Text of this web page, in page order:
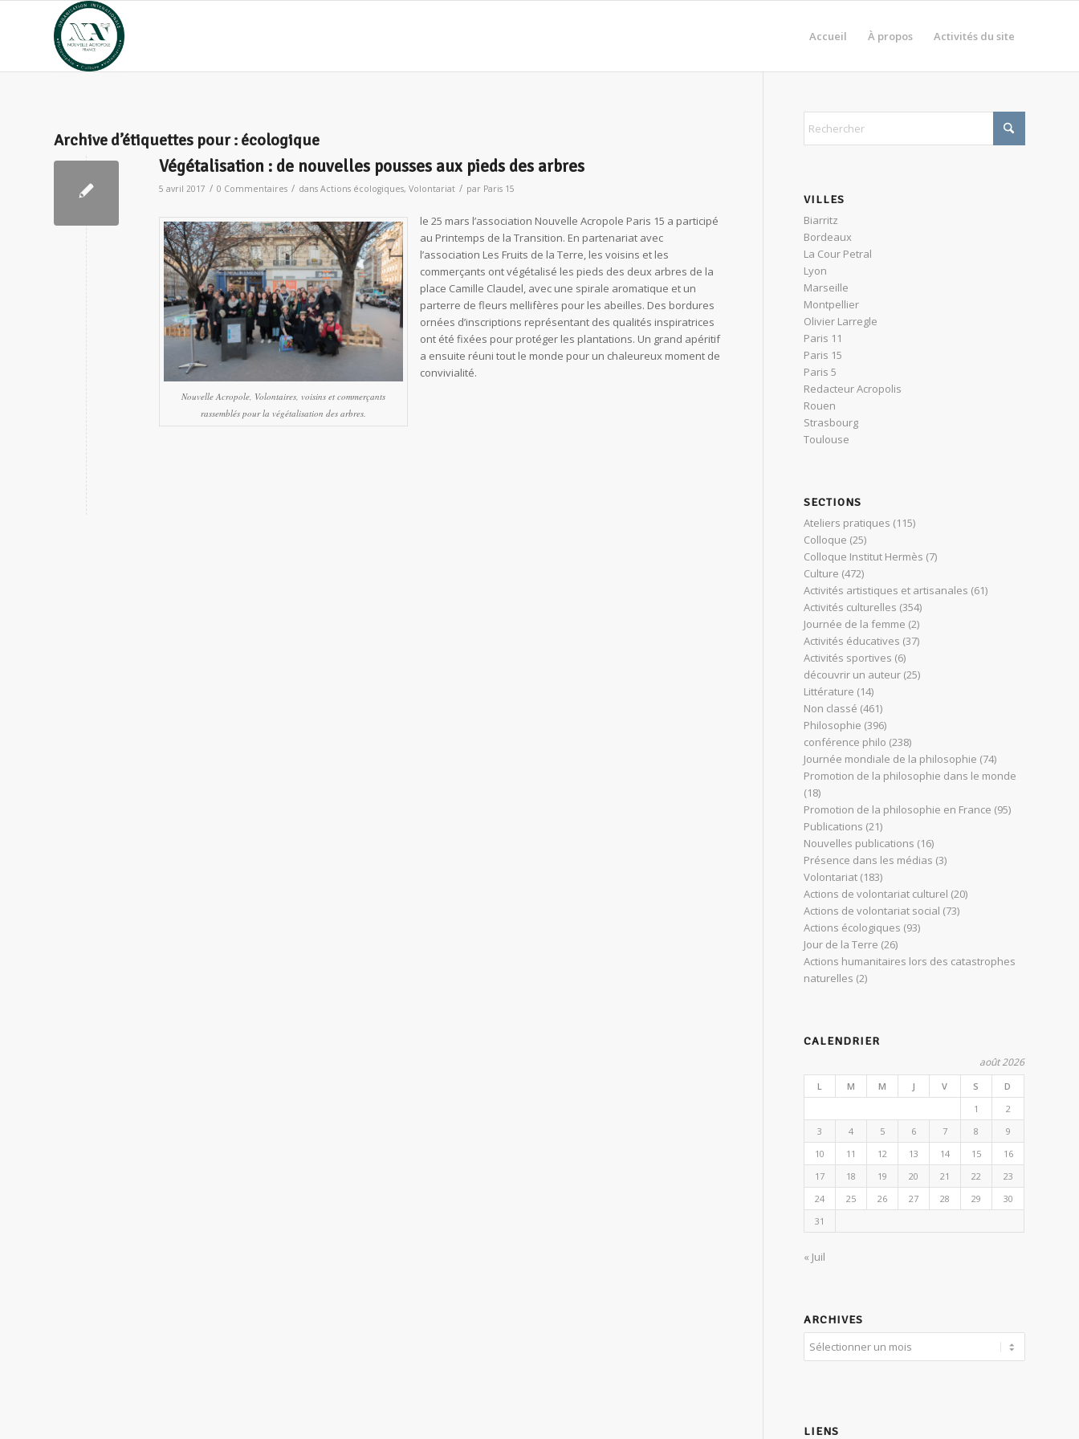
Accueil À propos Activités du site
Archive d’étiquettes pour : écologique
Végétalisation : de nouvelles pousses aux pieds des arbres
5 avril 2017 / 0 Commentaires / dans Actions écologiques, Volontariat / par Paris 15
Nouvelle Acropole, Volontaires, voisins et commerçants
rassemblés pour la végétalisation des arbres.
le 25 mars l’association Nouvelle Acropole Paris 15 a participé
au Printemps de la Transition. En partenariat avec
l’association Les Fruits de la Terre, les voisins et les
commerçants ont végétalisé les pieds des deux arbres de la
place Camille Claudel, avec une spirale aromatique et un
parterre de fleurs mellifères pour les abeilles. Des bordures
ornées d’inscriptions représentant des qualités inspiratrices
ont été fixées pour protéger les plantations. Un grand apéritif
a ensuite réuni tout le monde pour un chaleureux moment de
convivialité.
VILLES
Biarritz
Bordeaux
La Cour Petral
Lyon
Marseille
Montpellier
Olivier Larregle
Paris 11
Paris 15
Paris 5
Redacteur Acropolis
Rouen
Strasbourg
Toulouse
SECTIONS
Ateliers pratiques (115)
Colloque (25)
Colloque Institut Hermès (7)
Culture (472)
Activités artistiques et artisanales (61)
Activités culturelles (354)
Journée de la femme (2)
Activités éducatives (37)
Activités sportives (6)
découvrir un auteur (25)
Littérature (14)
Non classé (461)
Philosophie (396)
conférence philo (238)
Journée mondiale de la philosophie (74)
Promotion de la philosophie dans le monde
(18)
Promotion de la philosophie en France (95)
Publications (21)
Nouvelles publications (16)
Présence dans les médias (3)
Volontariat (183)
Actions de volontariat culturel (20)
Actions de volontariat social (73)
Actions écologiques (93)
Jour de la Terre (26)
Actions humanitaires lors des catastrophes
naturelles (2)
CALENDRIER
août 2026
L M M J V S
D
1
2
3
4 5 6 7 8
9
10
11 12 13 14 15
16
17
18 19 20 21 22
23
24
25 26 27 28 29
30
31
« Juil
ARCHIVES
LIENS